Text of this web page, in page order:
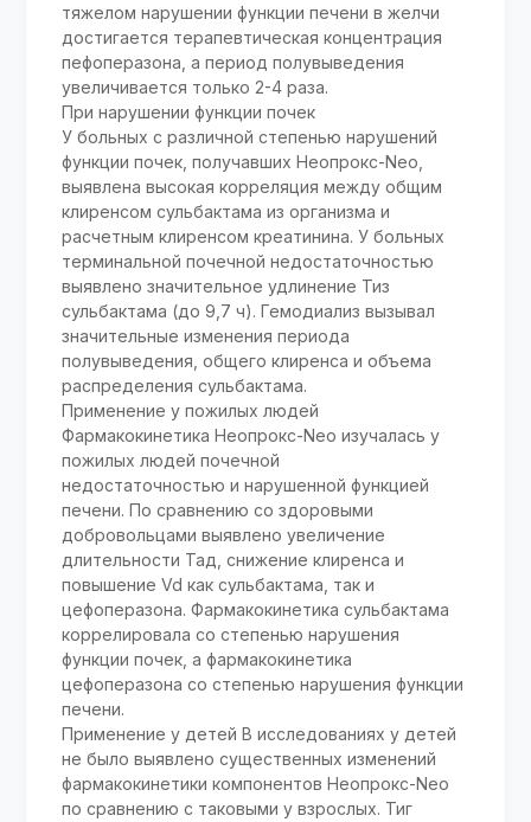
тяжелом нарушении функции печени в желчи
достигается терапевтическая концентрация
пефоперазона, а период полувыведения
увеличивается только 2-4 раза.
При нарушении функции почек
У больных с различной степенью нарушений
функции почек, получавших Неопрокс-Neo,
выявлена высокая корреляция между общим
клиренсом сульбактама из организма и
расчетным клиренсом креатинина. У больных
терминальной почечной недостаточностью
выявлено значительное удлинение Тиз
сульбактама (до 9,7 ч). Гемодиализ вызывал
значительные изменения периода
полувыведения, общего клиренса и объема
распределения сульбактама.
Применение у пожилых людей
Фармакокинетика Неопрокс-Neo изучалась у
пожилых людей почечной
недостаточностью и нарушенной функцией
печени. По сравнению со здоровыми
добровольцами выявлено увеличение
длительности Тад, снижение клиренса и
повышение Vd как сульбактама, так и
цефоперазона. Фармакокинетика сульбактама
коррелировала со степенью нарушения
функции почек, а фармакокинетика
цефоперазона со степенью нарушения функции
печени.
Применение у детей В исследованиях у детей
не было выявлено существенных изменений
фармакокинетики компонентов Неопрокс-Neo
по сравнению с таковыми у взрослых. Тиг